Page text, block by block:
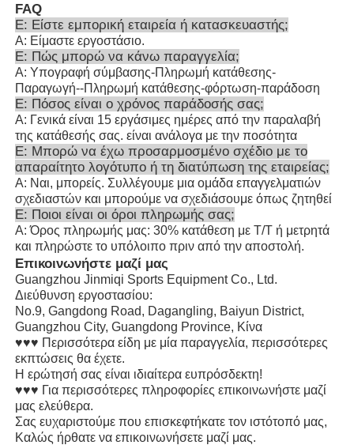
FAQ
Ε: Είστε εμπορική εταιρεία ή κατασκευαστής;
Α: Είμαστε εργοστάσιο.
Ε: Πώς μπορώ να κάνω παραγγελία;
Α: Υπογραφή σύμβασης-Πληρωμή κατάθεσης-
Παραγωγή--Πληρωμή κατάθεσης-φόρτωση-παράδοση
Ε: Πόσος είναι ο χρόνος παράδοσής σας;
Α: Γενικά είναι 15 εργάσιμες ημέρες από την παραλαβή
της κατάθεσής σας. είναι ανάλογα με την ποσότητα
Ε: Μπορώ να έχω προσαρμοσμένο σχέδιο με το
απαραίτητο λογότυπο ή τη διατύπωση της εταιρείας;
Α: Ναι, μπορείς. Συλλέγουμε μια ομάδα επαγγελματιών
σχεδιαστών και μπορούμε να σχεδιάσουμε όπως ζητηθεί
Ε: Ποιοι είναι οι όροι πληρωμής σας;
Α: Όρος πληρωμής μας: 30% κατάθεση με T/T ή μετρητά
και πληρώστε το υπόλοιπο πριν από την αποστολή.
Επικοινωνήστε μαζί μας
Guangzhou Jinmiqi Sports Equipment Co., Ltd.
Διεύθυνση εργοστασίου:
No.9, Gangdong Road, Dagangling, Baiyun District,
Guangzhou City, Guangdong Province, Κίνα
♥♥♥ Περισσότερα είδη με μία παραγγελία, περισσότερες
εκπτώσεις θα έχετε.
Η ερώτησή σας είναι ιδιαίτερα ευπρόσδεκτη!
♥♥♥ Για περισσότερες πληροφορίες επικοινωνήστε μαζί
μας ελεύθερα.
Σας ευχαριστούμε που επισκεφτήκατε τον ιστότοπό μας,
Καλώς ήρθατε να επικοινωνήσετε μαζί μας.